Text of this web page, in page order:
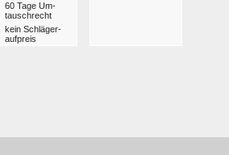
60 Tage Um­
tausch­recht
kein Schläger­
aufpreis